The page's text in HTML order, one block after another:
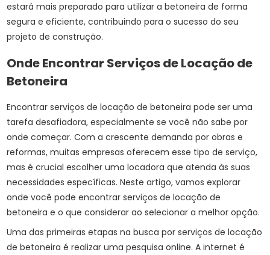
estará mais preparado para utilizar a betoneira de forma
segura e eficiente, contribuindo para o sucesso do seu
projeto de construção.
Onde Encontrar Serviços de Locação de
Betoneira
Encontrar serviços de locação de betoneira pode ser uma
tarefa desafiadora, especialmente se você não sabe por
onde começar. Com a crescente demanda por obras e
reformas, muitas empresas oferecem esse tipo de serviço,
mas é crucial escolher uma locadora que atenda às suas
necessidades específicas. Neste artigo, vamos explorar
onde você pode encontrar serviços de locação de
betoneira e o que considerar ao selecionar a melhor opção.
Uma das primeiras etapas na busca por serviços de locação
de betoneira é realizar uma pesquisa online. A internet é